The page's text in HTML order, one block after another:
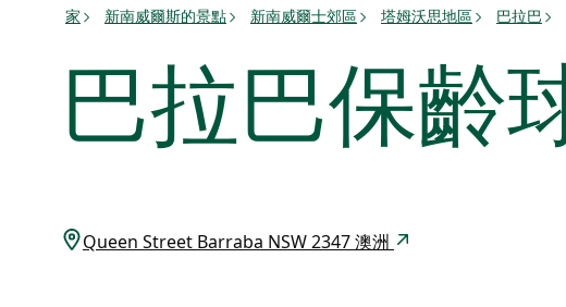
家 新南威爾斯的景點 新南威爾士郊區 塔姆沃思地區 巴拉巴
巴拉巴保齡
Queen Street Barraba NSW 2347 澳洲